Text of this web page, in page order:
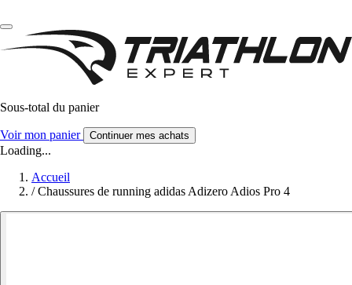
Sous-total du panier
Voir mon panier Continuer mes achats
Loading...
Accueil
/ Chaussures de running adidas Adizero Adios Pro 4